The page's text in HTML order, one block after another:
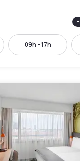
-
09h - 17h